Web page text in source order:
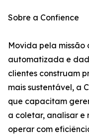
Sobre a Confience
Movida pela
automatizada e
clientes construam
mais sustentável, a
que capacitam
a coletar, analisar e
operar com